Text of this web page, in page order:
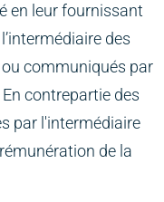
en leur fournissant
des
communiqués par
contrepartie des
par l'intermédiaire
de la